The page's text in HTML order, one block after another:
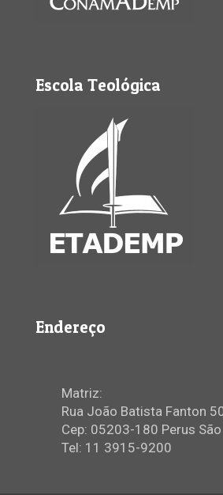
Escola Teológica
Endereço
Matriz:
Rua João Batista Fanton
Cep: 05203-180 Perus
Tel: 11 3915-9200